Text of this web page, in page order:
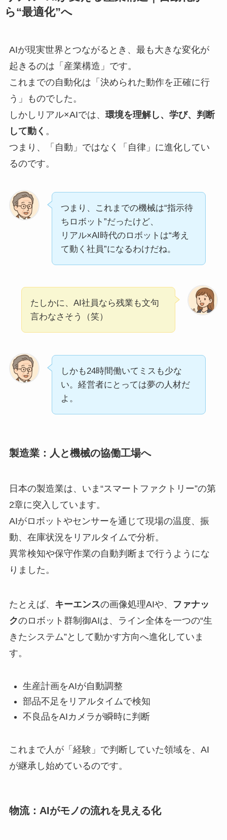
ら“最適化”へ
AIが現実世界とつながるとき、最も大きな変化が
起きるのは「産業構造」です。
これまでの自動化は「決められた動作を正確に行
う」ものでした。
しかしリアル×AIでは、 環境を理解し、学び、判断
して動く 。
つまり、「自動」ではなく「自律」に進化してい
るのです。
つまり、これまでの機械は“指示待
ちロボット”だったけど、
リアル×AI時代のロボットは“考え
て動く社員”になるわけだね。
たしかに、AI社員なら残業も文句
言わなさそう（笑）
しかも24時間働いてミスも少な
い。経営者にとっては夢の人材だ
よ。
製造業：人と機械の協働工場へ
日本の製造業は、いま“スマートファクトリー”の第
2章に突入しています。
AIがロボットやセンサーを通じて現場の温度、振
動、在庫状況をリアルタイムで分析。
異常検知や保守作業の自動判断まで行うようにな
りました。
たとえば、 キーエンスの画像処理AIや、
ファナッ
クのロボット群制御AIは、ライン全体を一つの“生
きたシステム”として動かす方向へ進化していま
す。
生産計画をAIが自動調整
部品不足をリアルタイムで検知
不良品をAIカメラが瞬時に判断
これまで人が「経験」で判断していた領域を、AI
が継承し始めているのです。
物流：AIがモノの流れを見える化